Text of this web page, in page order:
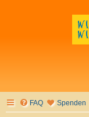
FAQ Spenden